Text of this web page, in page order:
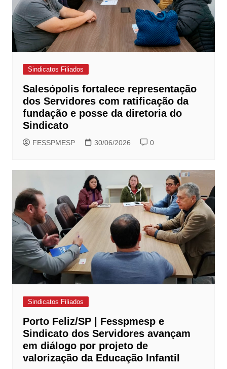
Sindicatos Filiados
Salesópolis fortalece representação
dos Servidores com ratificação da
fundação e posse da diretoria do
Sindicato
FESSPMESP 30/06/2026 0
Sindicatos Filiados
Porto Feliz/SP | Fesspmesp e
Sindicato dos Servidores avançam
em diálogo por projeto de
valorização da Educação Infantil